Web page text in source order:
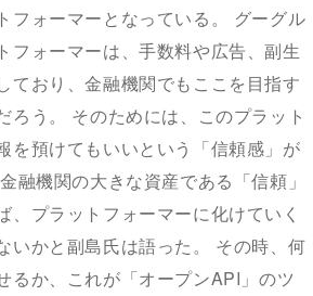
フォーマーとなっている。 グーグル
フォーマーは、手数料や広告、副生
ており、金融機関でもここを目指す
ろう。 そのためには、このプラット
を預けてもいいという「信頼感」が
融機関の大きな資産である「信頼」
、プラットフォーマーに化けていく
いかと副島氏は語った。 その時、何
るか、これが「オープンAPI」のツ